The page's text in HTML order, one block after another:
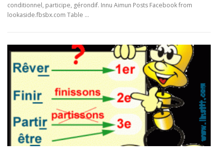
conditionnel, participe, gérondif. Innu Aimun Posts Facebook from
lookaside.fbsbx.com Table …